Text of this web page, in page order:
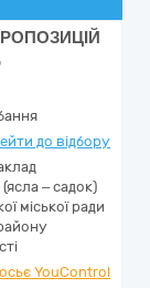
до відбору
– садок)
міської ради
YouControl